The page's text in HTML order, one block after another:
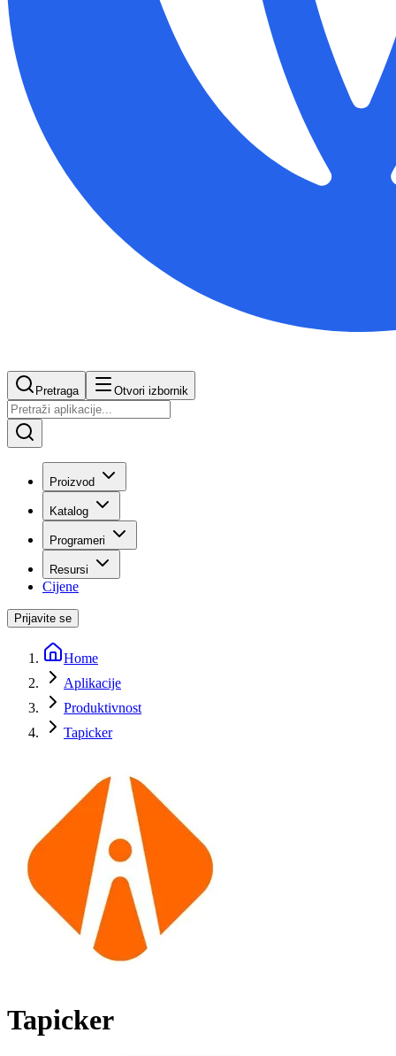
Pretraga Otvori izbornik
Proizvod
Katalog
Programeri
Resursi
Cijene
Prijavite se
Home
Aplikacije
Produktivnost
Tapicker
Tapicker